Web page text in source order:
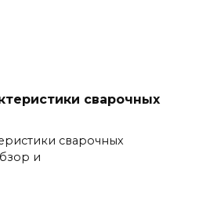
сварочных
сварочных
и